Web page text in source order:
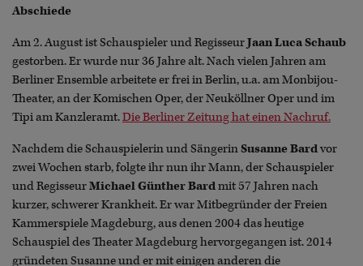
Abschiede
Am 2. August ist Schauspieler und RegisseurJaan Luca Schaub
gestorben. Er wurde nur 36 Jahre alt. Nach vielen Jahren am
Berliner Ensemble arbeitete er frei in Berlin, u.a. am Monbijou-
Theater, an der Komischen Oper, der Neuköllner Oper und im
Tipi am Kanzleramt.Die Berliner Zeitung hat einen Nachruf.
Nachdem die Schauspielerin und SängerinSusanne Bardvor
zwei Wochen starb, folgte ihr nun ihr Mann, der Schauspieler
und RegisseurMichael Günther Bardmit 57 Jahren nach
kurzer, schwerer Krankheit. Er war Mitbegründer der Freien
Kammerspiele Magdeburg, aus denen 2004 das heutige
Schauspiel des Theater Magdeburg hervorgegangen ist. 2014
gründeten Susanne und er mit einigen anderen die